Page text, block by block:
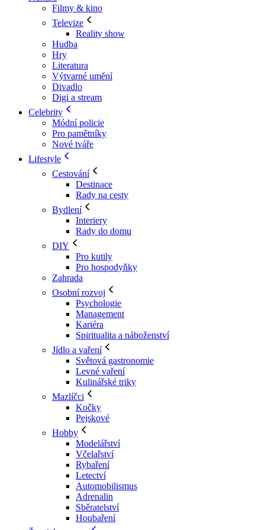
Filmy & kino
Televize
Reality show
Hudba
Hry
Literatura
Výtvarné umění
Divadlo
Digi a stream
Celebrity
Módní policie
Pro pamětníky
Nové tváře
Lifestyle
Cestování
Destinace
Rady na cesty
Bydlení
Interiery
Rady do domu
DIY
Pro kutily
Pro hospodyňky
Zahrada
Osobní rozvoj
Psychologie
Management
Kariéra
Spiritualita a náboženství
Jídlo a vaření
Světová gastronomie
Levné vaření
Kulinářské triky
Mazlíčci
Kočky
Pejskové
Hobby
Modelářství
Včelařství
Rybaření
Letectví
Automobilismus
Adrenalin
Sběratelství
Houbaření